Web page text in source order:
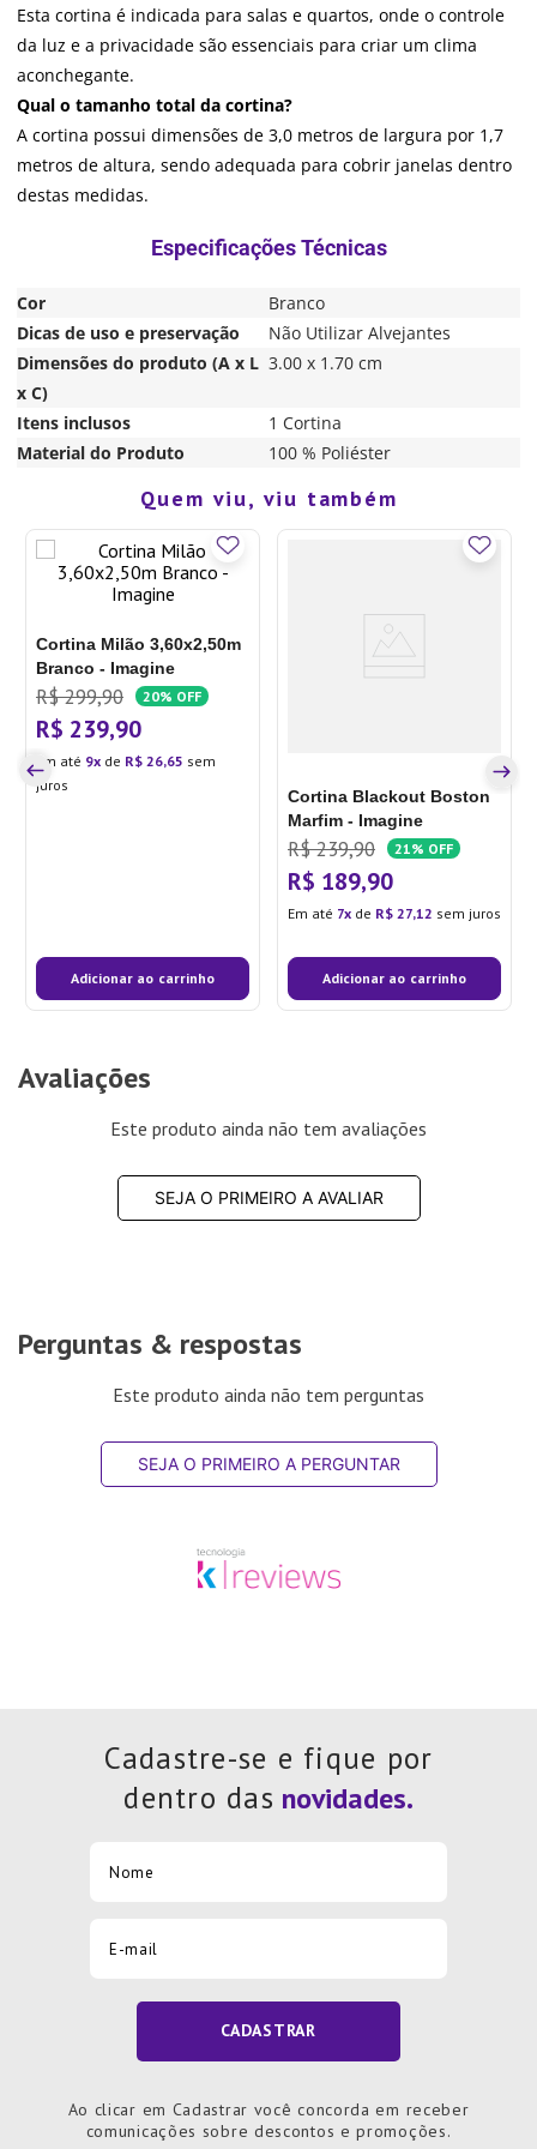
Esta cortina é indicada para salas e quartos, onde o controle
da luz e a privacidade são essenciais para criar um clima
aconchegante.
Qual o tamanho total da cortina?
A cortina possui dimensões de 3,0 metros de largura por 1,7
metros de altura, sendo adequada para cobrir janelas dentro
destas medidas.
Cor
Branco
Dicas de uso e preservação
Não Utilizar Alvejantes
Dimensões do produto (A x L
x C)
3.00 x 1.70 cm
Itens inclusos
1 Cortina
Material do Produto
100 % Poliéster
Quem viu, viu também
Cortina Milão 3,60x2,50m
Branco - Imagine
R$ 299,90 20% OFF
R$ 239,90
Em até 9 de R$ 26,65 sem
juros
Adicionar ao carrinho
Cortina Blackout Boston
Marfim - Imagine
R$ 239,90 21% OFF
R$ 189,90
Em até 7 de R$ 27,12 sem juros
Adicionar ao carrinho
Avaliações
Este produto ainda não tem avaliações
SEJA O PRIMEIRO A AVALIAR
Perguntas & respostas
Este produto ainda não tem perguntas
SEJA O PRIMEIRO A PERGUNTAR
Cadastre-se e fique por
dentro das
CADASTRAR
Ao clicar em Cadastrar você concorda em receber
comunicações sobre descontos e promoções.